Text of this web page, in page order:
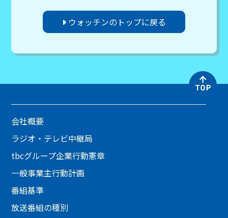
ウォッチンのトップに戻る
会社概要
ラジオ・テレビ中継局
tbcグループ企業行動憲章
一般事業主行動計画
番組基準
放送番組の種別